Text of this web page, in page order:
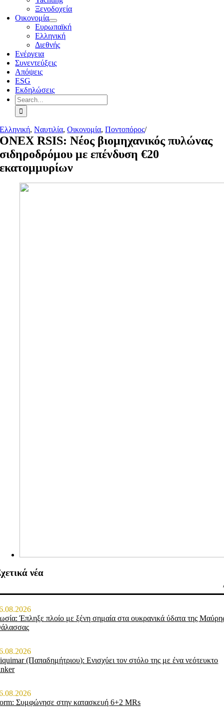
Ξενοδοχεία
Οικονομία
Ευρωπαϊκή
Ελληνική
Διεθνής
Ενέργεια
Συνεντεύξεις
Απόψεις
ESG
Εκδηλώσεις
Search
for:
Ελληνική,Ναυτιλία,Οικονομία,Ποντοπόρος/
ONEX RSIS: Νέος βιομηχανικός πυλώνας
σιδηροδρόμου με επένδυση €20
εκατομμυρίων
νέα
Έπληξε πλοίο με ξένη σημαία στα ουκρανικά ύδατα της
(Παπαδημήτριου): Ενισχύει τον στόλο της με ένα νεότευκτο
Συμφώνησε στην κατασκευή 6+2 MRs